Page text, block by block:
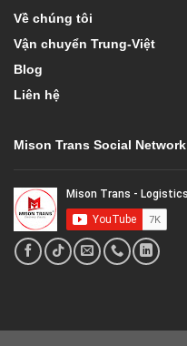
Về chúng tôi
Vận chuyển Trung-Việt
Blog
Liên hệ
Mison Trans Social Network